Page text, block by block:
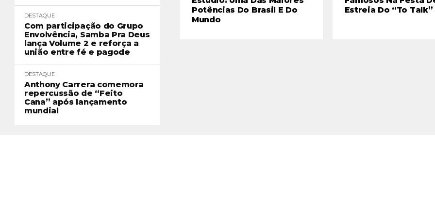
DESTAQUE
Com participação do Grupo
Envolvência, Samba Pra Deus
lança Volume 2 e reforça a
união entre fé e pagode
DESTAQUE
Anthony Carrera comemora
repercussão de “Feito
Cana” após lançamento
mundial
Potências Do Brasil E Do
Mundo
Estreia Do “To Talk”